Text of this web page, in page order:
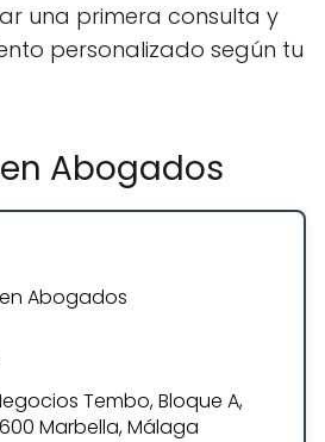
una primera consulta y
personalizado según tu
Abogados
Abogados
Tembo, Bloque A,
Marbella, Málaga